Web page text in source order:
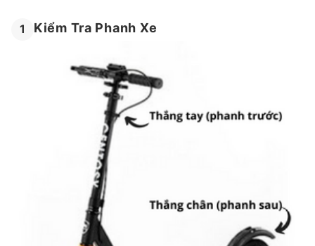
1 Kiểm Tra Phanh Xe